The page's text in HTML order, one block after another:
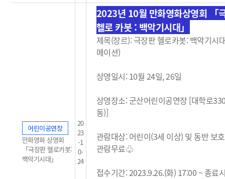
어린이공연장
만화영화 상영회
「극장판 헬로카봇:
백악기시대」
20
23
-1
0-
24
2023년 10월 만화영화상영회
「
헬로 카봇 : 백악기시대」
제목(장르): 극장판 헬로카봇: 백악기시
메이션)
상영일시: 10월 24일, 26일
상영장소: 군산어린이공연장 [대학로
동)]
관람대상: 어린이(3세 이상) 및 동반 보
관람무료♧
접수기간: 2023.9.26.(화) 17:00 ~ 종료